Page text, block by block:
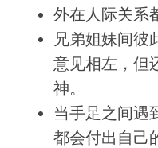
外在人际关系
兄弟姐妹间彼
意见相左，但
神。
当手足之间遇
都会付出自己